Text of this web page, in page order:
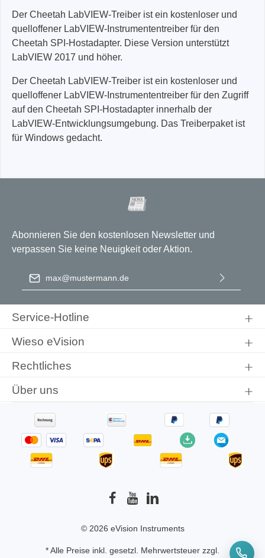
Der Cheetah LabVIEW-Treiber ist ein kostenloser und
quelloffener LabVIEW-Instrumententreiber für den
Cheetah SPI-Hostadapter. Diese Version unterstützt
LabVIEW 2017 und höher.
Der Cheetah LabVIEW-Treiber ist ein kostenloser und
quelloffener LabVIEW-Instrumententreiber für den Zugriff
auf den Cheetah SPI-Hostadapter innerhalb der
LabVIEW-Entwicklungsumgebung. Das Treiberpaket ist
für Windows gedacht.
Abonnieren Sie den kostenlosen Newsletter und
verpassen Sie keine Neuigkeit oder Aktion.
E-Mail-Adresse
einverstanden.
Service-Hotline
Wieso eVision
Rechtliches
Über uns
© 2026 eVision Instruments
* Alle Preise inkl. gesetzl. Mehrwertsteuer zzgl.